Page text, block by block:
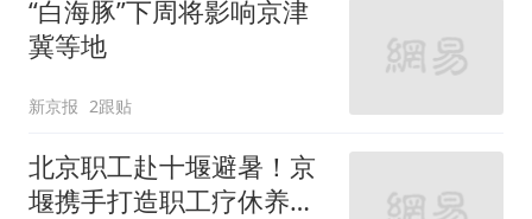
“白海豚”下周将影响京津
冀等地
新京报 2跟贴
北京职工赴十堰避暑！京
堰携手打造职工疗休养新